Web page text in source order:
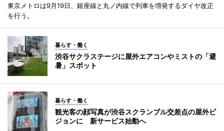
東京メトロは9月19日、銀座線と丸ノ内線で列車を増発するダイヤ改正
を行う。
暮らす・働く
渋谷サクラステージに屋外エアコンやミストの「避
暑」スポット
暮らす・働く
観光客の顔写真が渋谷スクランブル交差点の屋外ビ
ジョンに 新サービス始動へ